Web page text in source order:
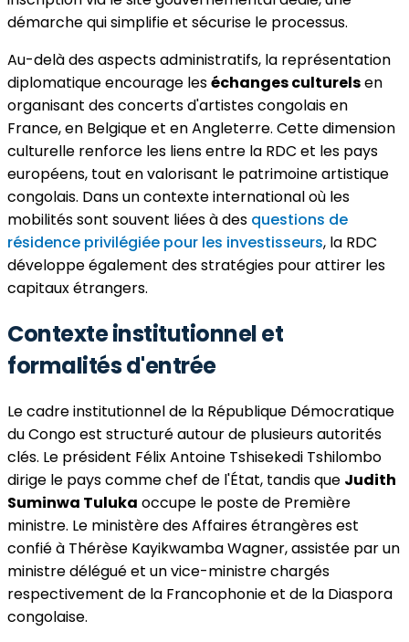
démarche qui simplifie et sécurise le processus.
Au-delà des aspects administratifs, la représentation
diplomatique encourage leséchanges culturelsen
organisant des concerts d'artistes congolais en
France, en Belgique et en Angleterre. Cette dimension
culturelle renforce les liens entre la RDC et les pays
européens, tout en valorisant le patrimoine artistique
congolais. Dans un contexte international où les
mobilités sont souvent liées à des questions de
résidence privilégiée pour les investisseurs, la RDC
développe également des stratégies pour attirer les
capitaux étrangers.
Contexte institutionnel et
formalités d'entrée
Le cadre institutionnel de la République Démocratique
du Congo est structuré autour de plusieurs autorités
clés. Le président Félix Antoine Tshisekedi Tshilombo
dirige le pays comme chef de l'État, tandis que Judith
Suminwa Tuluka occupe le poste de Première
ministre. Le ministère des Affaires étrangères est
confié à Thérèse Kayikwamba Wagner, assistée par un
ministre délégué et un vice-ministre chargés
respectivement de la Francophonie et de la Diaspora
congolaise.